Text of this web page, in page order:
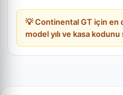
💡 Continental GT için en
model yılı ve kasa